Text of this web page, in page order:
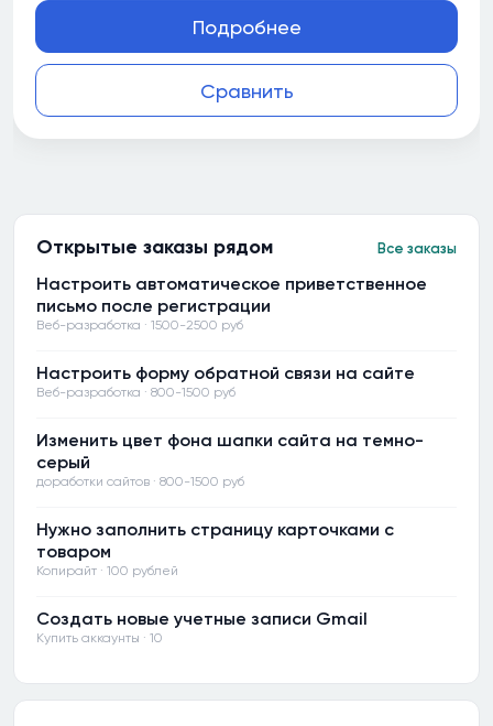
Сравнить
Подробнее
Открытые заказы рядом Все заказы
Настроить автоматическое приветственное
письмо после регистрации
Веб-разработка · 1500-2500 руб
Настроить форму обратной связи на сайте
Веб-разработка · 800-1500 руб
Изменить цвет фона шапки сайта на темно-
серый
доработки сайтов · 800-1500 руб
Нужно заполнить страницу карточками с
товаром
Копирайт · 100 рублей
Создать новые учетные записи Gmail
Купить аккаунты · 10